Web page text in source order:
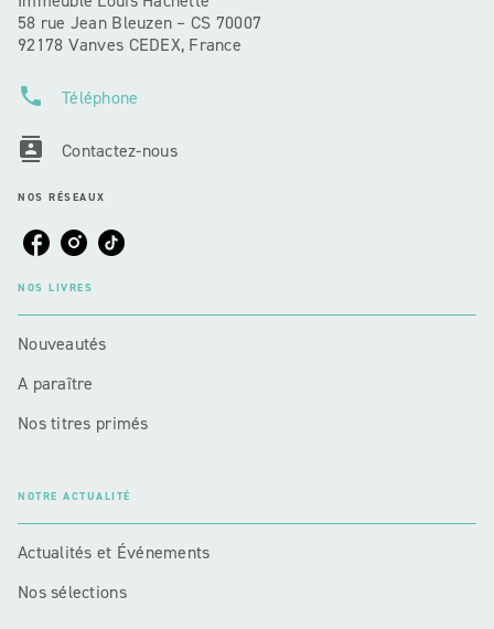
58 rue Jean Bleuzen – CS 70007
92178 Vanves CEDEX, France
phone Téléphone
contacts Contactez-nous
NOS RÉSEAUX
NOS LIVRES
Nouveautés
A paraître
Nos titres primés
NOTRE ACTUALITÉ
Actualités et Événements
Nos sélections